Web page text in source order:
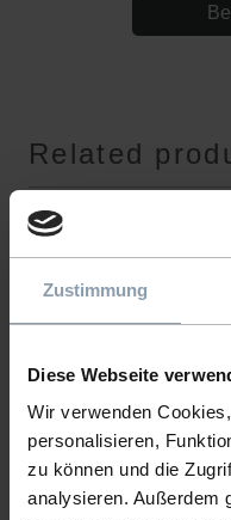
Zustimmung
Diese Webseite
Wir verwenden
personalisieren,
zu können und die
analysieren. Außerdem
Related
NAPKIN